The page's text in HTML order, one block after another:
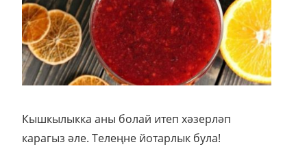
Кышкылыкка аны болай итеп хәзерләп
карагыз әле. Телеңне йотарлык була!